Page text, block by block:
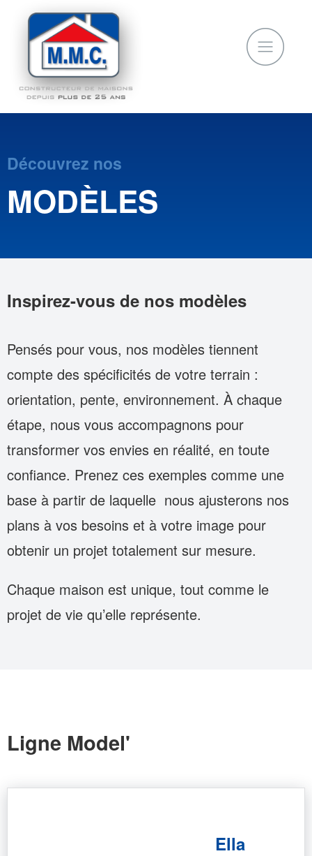
Découvrez nos
MODÈLES
Inspirez-vous de nos modèles
Pensés pour vous, nos modèles tiennent
compte des spécificités de votre terrain :
orientation, pente, environnement. À chaque
étape, nous vous accompagnons pour
transformer vos envies en réalité, en toute
confiance. Prenez ces exemples comme une
base à partir de laquelle nous ajusterons nos
plans à vos besoins et à votre image pour
obtenir un projet totalement sur mesure.
Chaque maison est unique, tout comme le
projet de vie qu’elle représente.
Ligne Model'
Ella